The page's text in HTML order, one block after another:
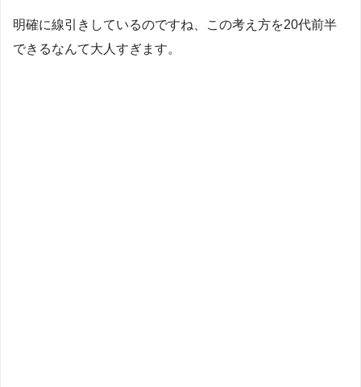
明確に線引きしているのですね、この考え方を20代前半
できるなんて大人すぎます。